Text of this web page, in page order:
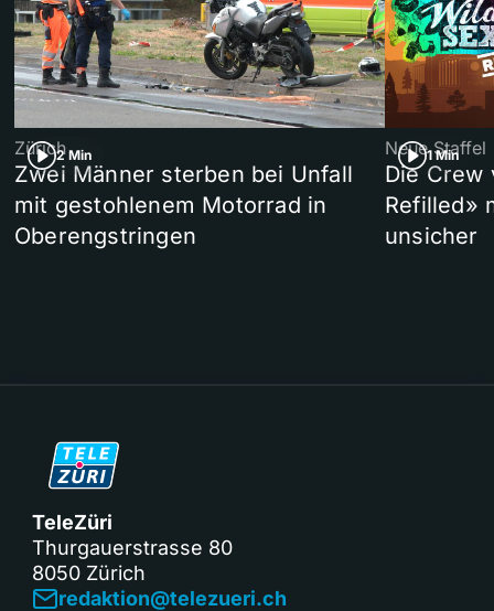
2 Min
Zürich
Zwei Männer sterben bei Unfall
mit gestohlenem Motorrad in
Oberengstringen
1 Min
Neue Staffel
Die Crew
Refilled»
unsicher
TeleZüri
Thurgauerstrasse 80
8050 Zürich
redaktion@telezueri.ch